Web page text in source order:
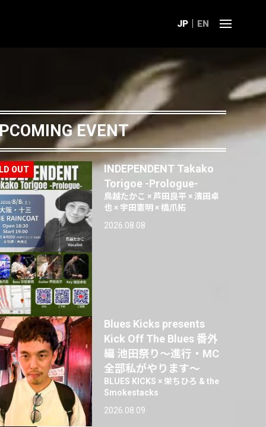
JP EN
EVENT
INDEPENDENT Takako
Torigoe -Prologue-
鳥越たかこ × 芦田良平 × 濱田卓
也 × 宇田憲明 × 橋爪拓
2026.08.08
Blues Kicks presents
Kick Off The Blues 番外
編 池田祭り〜進行・MC
全部私がやります〜
BLUES KICKS × 栄ちひろ & the
Smokestacks
2026.08.09